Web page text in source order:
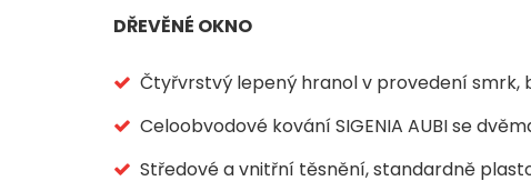
DŘEVĚNÉ OKNO
Čtyřvrstvý lepený hranol v provedení smrk,
Celoobvodové kování SIGENIA AUBI se
Středové a vnitřní těsnění, standardně